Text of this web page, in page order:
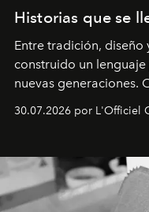
Historias que se
Entre tradición, diseño
construido un
nuevas generaciones.
Latinoamérica, sobre
30.07.2026 por L'Officiel